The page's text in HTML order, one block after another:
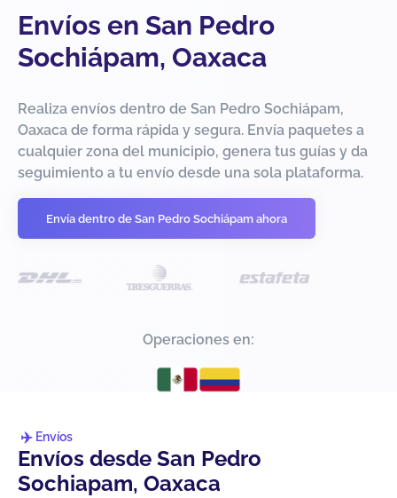
Envíos en San Pedro
Sochiápam, Oaxaca
Realiza envíos dentro de San Pedro Sochiápam,
Oaxaca de forma rápida y segura. Envía paquetes a
cualquier zona del municipio, genera tus guías y da
seguimiento a tu envío desde una sola plataforma.
Envía dentro de San Pedro Sochiápam ahora
Operaciones en:
Envíos
Envíos desde San Pedro
Sochiapam, Oaxaca